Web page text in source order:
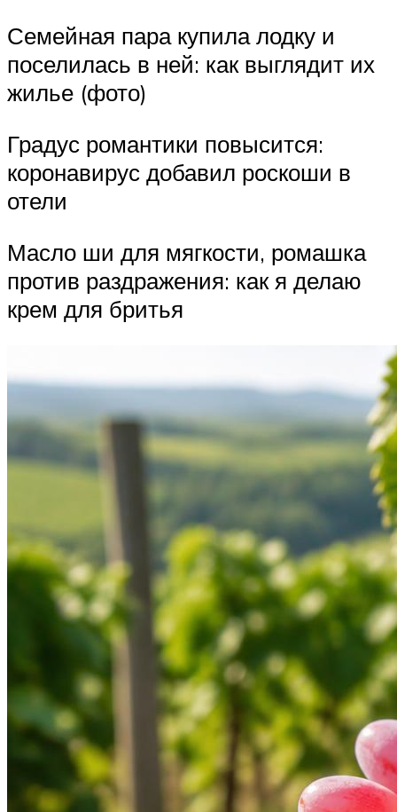
Семейная пара купила лодку и
поселилась в ней: как выглядит их
жилье (фото)
Градус романтики повысится:
коронавирус добавил роскоши в
отели
Масло ши для мягкости, ромашка
против раздражения: как я делаю
крем для бритья